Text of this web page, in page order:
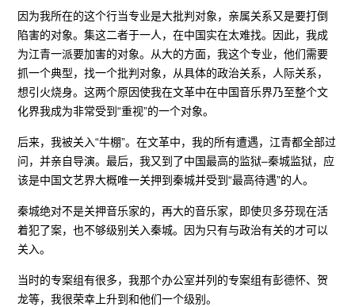
因为我所在的这个行当专业是大批判对象，亲属关系又是要打倒
陷害的对象。集这二者于一人，在中国实在太难找。因此，我成
为江青一派要加害的对象。从大的方面，我这个专业，他们需要
抓一个典型，找一个批判对象，从具体的政治关系，人际关系，
想引火烧身。这两个原因使我在文革中在中国音乐界乃至整个文
化界我成为非常受到“重视”的一个对象。
后来，我被关入“牛棚”。在文革中，我的所有遭遇，江青都全部过
问，并亲自导演。最后，我又到了中国最高的监狱–秦城监狱，应
该是中国文艺界大概唯一关押到秦城并受到“最高待遇”的人。
秦城绝对不是关押音乐家的，再大的音乐家，即使贝多芬现在活
着犯了案，也不够级别关入秦城。因为只有与政治有关的才可以
关入。
当时的专案组有很多，我那个办公室并列的专案组有彭德怀、贺
龙等，我很荣幸上升到和他们一个级别。